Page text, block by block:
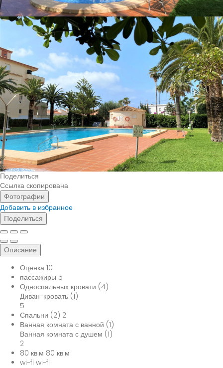
Поделиться
Ссылка скопирована
Фотографии
Добавить в избранное
Поделиться
Описание
Оценка 10
пассажиры 5
Односпальных кровати (4)
Диван-кровать (1)
5
Спальни (2) 2
Ванная комната с ванной (1)
Ванная комната с душем (1)
2
80 кв.м 80 кв.м
wi-fi wi-fi